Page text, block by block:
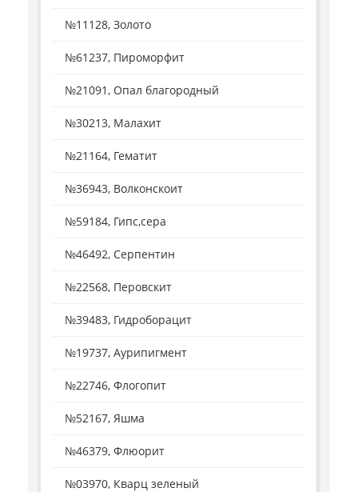
№11128, Золото
№61237, Пироморфит
№21091, Опал благородный
№30213, Малахит
№21164, Гематит
№36943, Волконскоит
№59184, Гипс,сера
№46492, Серпентин
№22568, Перовскит
№39483, Гидроборацит
№19737, Аурипигмент
№22746, Флогопит
№52167, Яшма
№46379, Флюорит
№03970, Кварц зеленый